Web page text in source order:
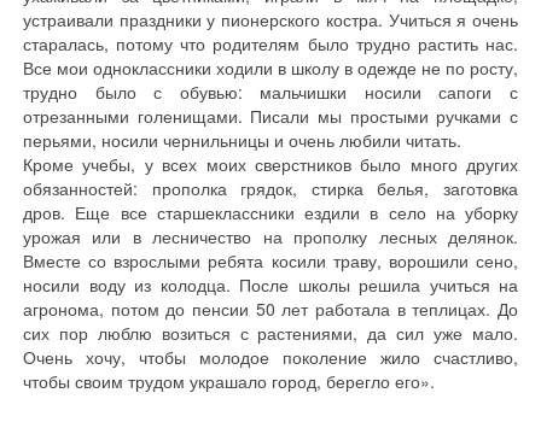
устраивали праздники у пионерского костра. Учиться я очень
старалась, потому что родителям было трудно растить нас.
Все мои одноклассники ходили в школу в одежде не по росту,
трудно было с обувью: мальчишки носили сапоги с
отрезанными голенищами. Писали мы простыми ручками с
перьями, носили чернильницы и очень любили читать.
Кроме учебы, у всех моих сверстников было много других
обязанностей: прополка грядок, стирка белья, заготовка
дров. Еще все старшеклассники ездили в село на уборку
урожая или в лесничество на прополку лесных делянок.
Вместе со взрослыми ребята косили траву, ворошили сено,
носили воду из колодца. После школы решила учиться на
агронома, потом до пенсии 50 лет работала в теплицах. До
сих пор люблю возиться с растениями, да сил уже мало.
Очень хочу, чтобы молодое поколение жило счастливо,
чтобы своим трудом украшало город, берегло его».